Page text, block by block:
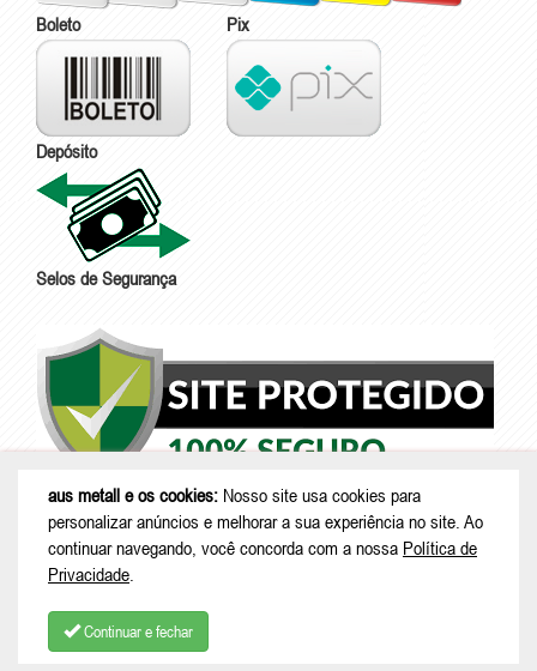
Boleto Pix
Depósito
Selos de Segurança
aus metall e os cookies: Nosso site usa cookies para
personalizar anúncios e melhorar a sua experiência no site. Ao
continuar navegando, você concorda com a nossa Política de
Privacidade
Continuar e fechar